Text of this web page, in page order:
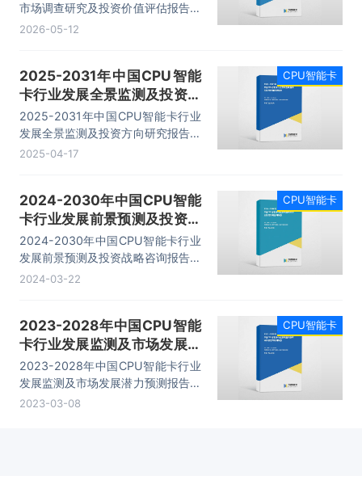
市场调查研究及投资价值评估报告，
主要包括行业重点企业发展分析、企
议等内容。
2026-05-12
2025-2031年中国CPU智能
卡行业发展全景监测及投资方
向研究报告
2025-2031年中国CPU智能卡行业
发展全景监测及投资方向研究报告，
主要包括行业重点企业发展分析、企
议等内容。
2025-04-17
CPU智能卡
2024-2030年中国CPU智能
卡行业发展前景预测及投资战
略咨询报告
2024-2030年中国CPU智能卡行业
发展前景预测及投资战略咨询报告，
主要包括行业重点企业发展分析、企
议等内容。
2024-03-22
CPU智能卡
2023-2028年中国CPU智能
卡行业发展监测及市场发展潜
力预测报告
2023-2028年中国CPU智能卡行业
发展监测及市场发展潜力预测报告，
主要包括行业重点企业发展分析、企
2023-03-08
CPU智能卡